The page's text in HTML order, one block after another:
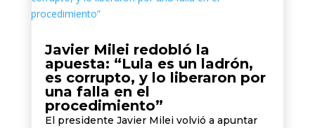
Javier Milei redobló la
apuesta: “Lula es un ladrón,
es corrupto, y lo liberaron por
una falla en el
procedimiento”
El presidente Javier Milei volvió a apuntar